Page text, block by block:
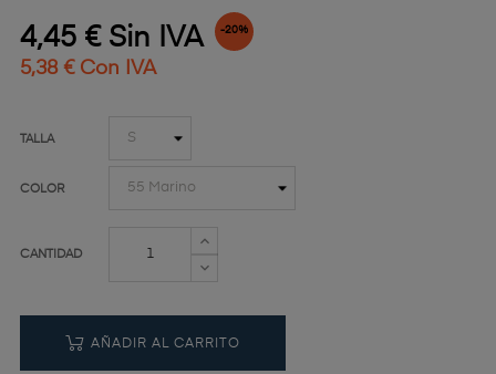
4,45 € Sin IVA -20%
5,38 € Con IVA
TALLA
COLOR
CANTIDAD
AÑADIR AL CARRITO